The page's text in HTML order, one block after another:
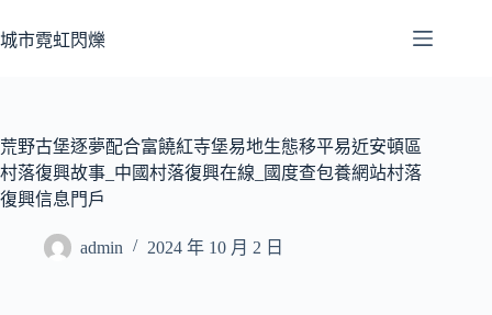
至
容
城市霓虹閃爍
荒野古堡逐夢配合富饒紅寺堡易地生態移平易近安頓區
村落復興故事_中國村落復興在線_國度查包養網站村落
復興信息門戶
admin 2024 年 10 月 2 日